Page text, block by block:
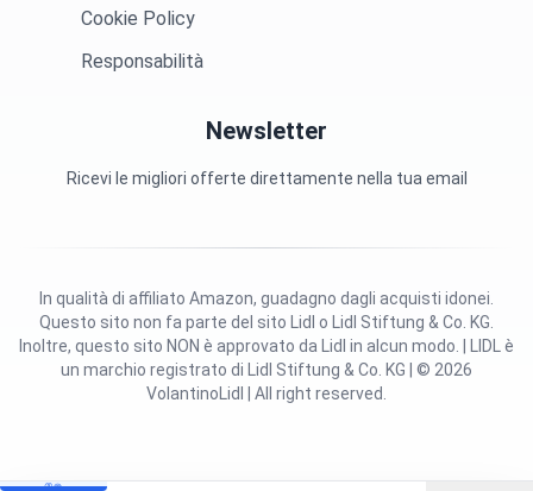
Cookie Policy
Responsabilità
Newsletter
Ricevi le migliori offerte direttamente nella tua email
Questo sito non fa parte del sito Lidl o Lidl Stiftung & Co. KG.
Inoltre, questo sito NON è approvato da Lidl in alcun modo. | LIDL è
un marchio registrato di Lidl Stiftung & Co. KG | © 2026
VolantinoLidl | All right reserved.
In qualità di affiliato Amazon, guadagno dagli acquisti idonei.